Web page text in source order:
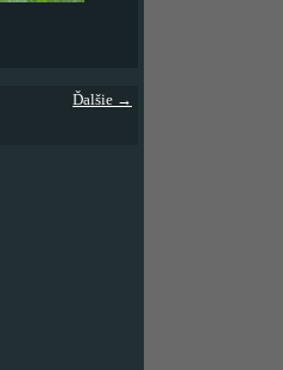
Ďalšie →